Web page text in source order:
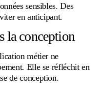
sensibles. Des
en anticipant.
la conception
métier ne
Elle se réfléchit en
de conception.